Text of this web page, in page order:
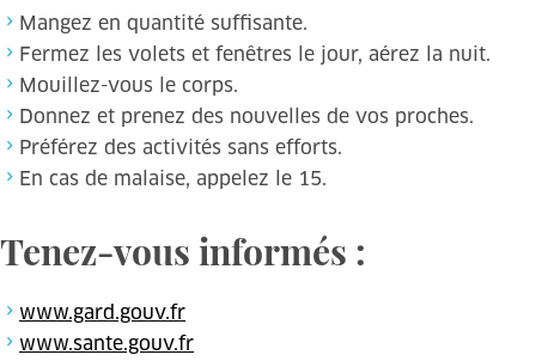
Mangez en quantité suffisante.
Fermez les volets et fenêtres le jour, aérez la nuit.
Mouillez-vous le corps.
Donnez et prenez des nouvelles de vos proches.
Préférez des activités sans efforts.
En cas de malaise, appelez le 15.
Tenez-vous informés :
www.gard.gouv.fr
www.sante.gouv.fr